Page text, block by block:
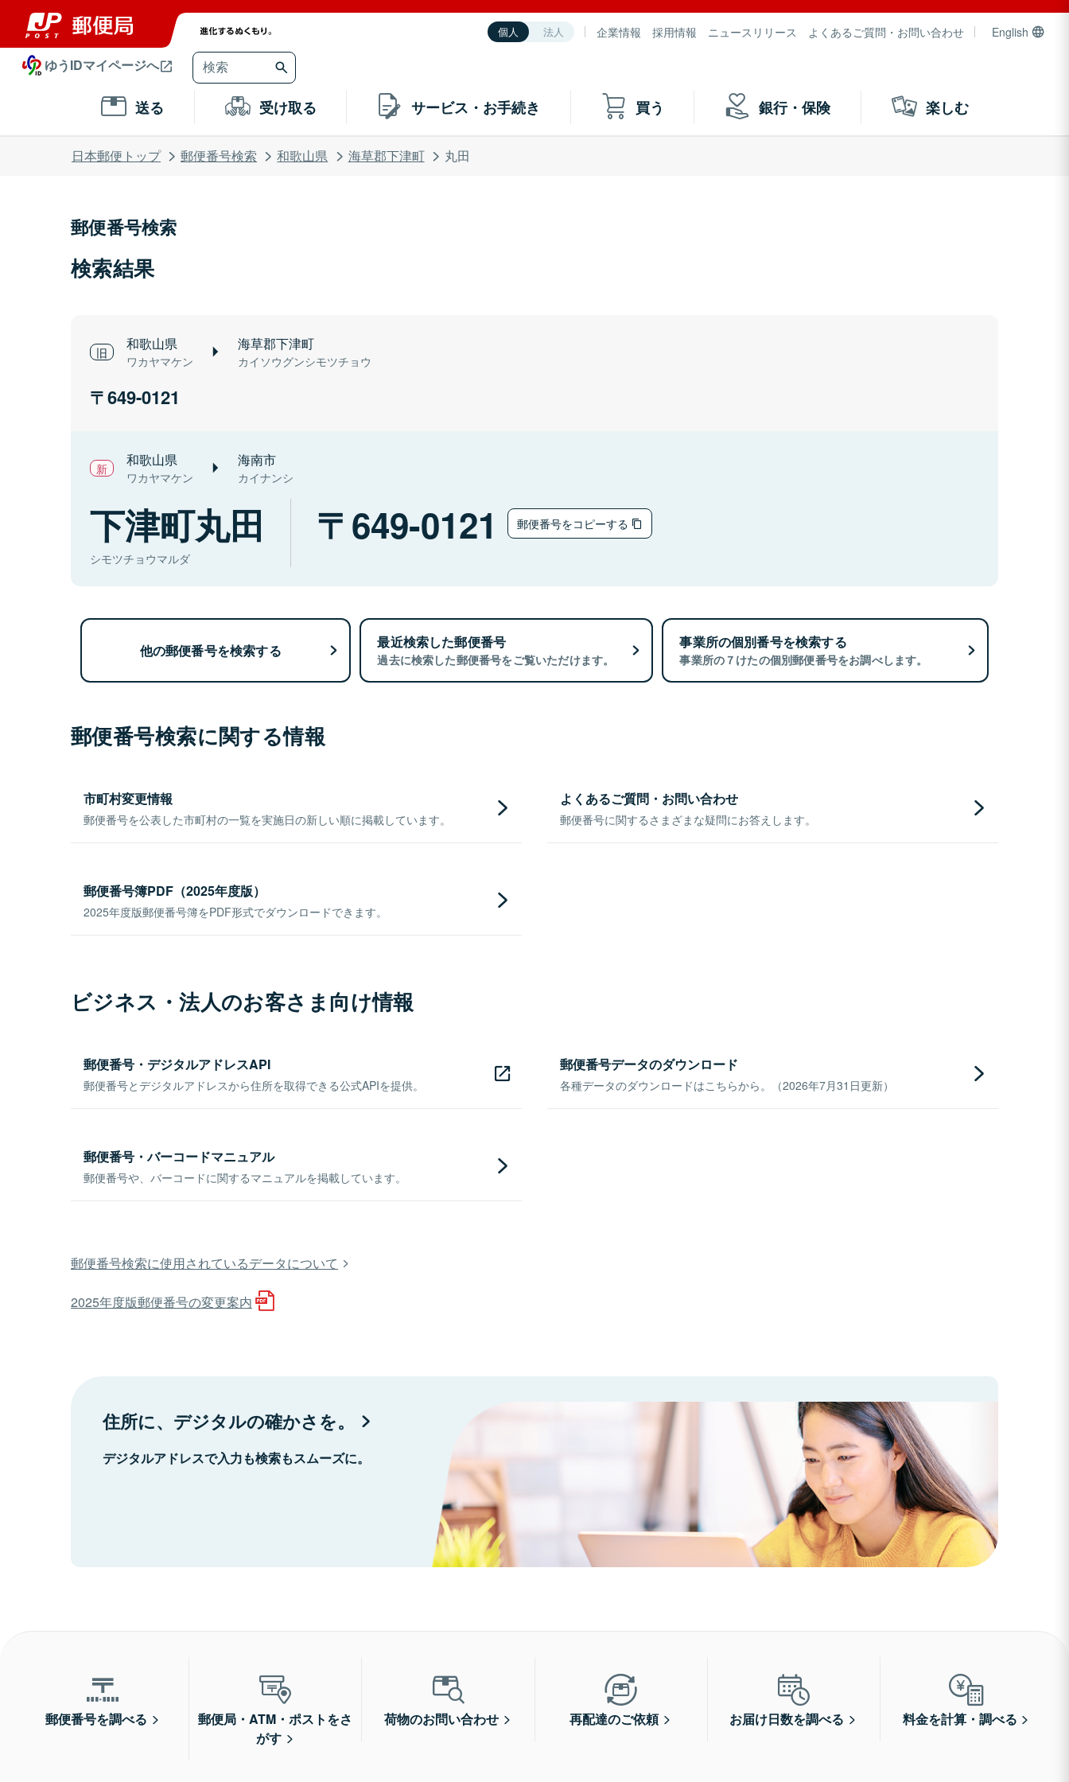
個人 法人 企業情報 採用情報 ニュースリリース よくあるご質問・お問い合わせ English
ゆうIDマイページへ
送る 受け取る サービス・お手続き 買う 銀行・保険 楽しむ
日本郵便トップ 郵便番号検索 和歌山県 海草郡下津町 丸田
郵便番号検索
検索結果
和歌山県
ワカヤマケン
海草郡下津町
カイソウグンシモツチョウ
649-0121
和歌山県
ワカヤマケン
海南市
カイナンシ
下津町丸田
シモツチョウマルダ
649-0121 郵便番号をコピーする
他の郵便番号を検索する 最近検索した郵便番号
過去に検索した郵便番号をご覧いただけます。
事業所の個別番号を検索する
事業所の７けたの個別郵便番号をお調べします。
郵便番号検索に関する情報
市町村変更情報
郵便番号を公表した市町村の一覧を実施日の新しい順に掲載しています。
よくあるご質問・お問い合わせ
郵便番号に関するさまざまな疑問にお答えします。
郵便番号簿PDF（2025年度版）
2025年度版郵便番号簿をPDF形式でダウンロードできます。
ビジネス・法人のお客さま向け情報
郵便番号・デジタルアドレスAPI
郵便番号とデジタルアドレスから住所を取得できる公式APIを提供。
郵便番号データのダウンロード
各種データのダウンロードはこちらから。（2026年7月31日更新）
郵便番号・バーコードマニュアル
郵便番号や、バーコードに関するマニュアルを掲載しています。
郵便番号検索に使用されているデータについて
2025年度版郵便番号の変更案内
住所に、デジタルの確かさを。
デジタルアドレスで入力も検索もスムーズに。
郵便番号を調べる
郵便局・ATM・ポストをさ
がす
荷物のお問い合わせ 再配達のご依頼 お届け日数を調べる 料金を計算・調べる